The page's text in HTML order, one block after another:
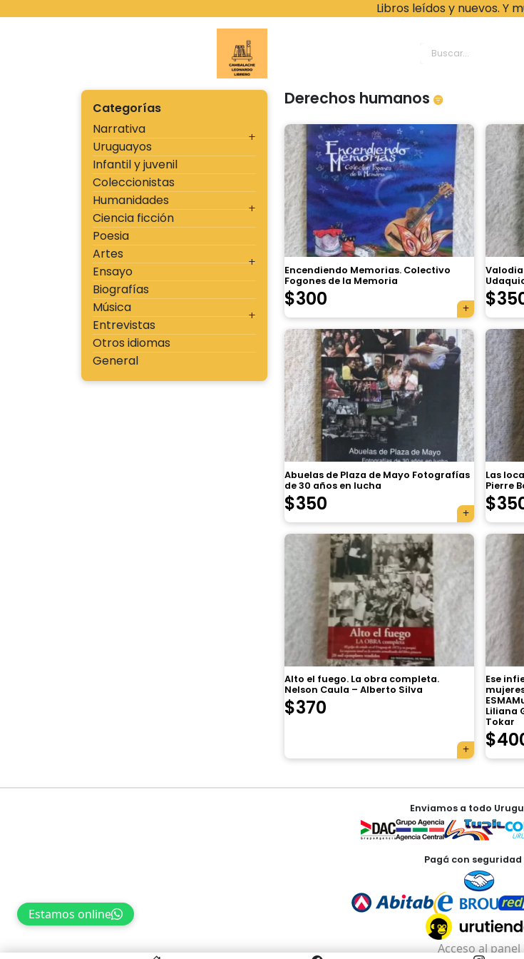
Libros leídos y nuevos. Y
Cambalache
Categorías
Narrativa
Uruguayos
Infantil y juvenil
Coleccionistas
Humanidades
Ciencia ficción
Poesia
Artes
Ensayo
Biografías
Música
Entrevistas
Otros idiomas
General
Derechos humanos
Encendiendo Memorias. Colectivo
Fogones de la Memoria
$300 $
Abuelas de Plaza de Mayo Fotografías
de 30 años en lucha
$350
Las
Pierre
$
Alto el fuego. La obra completa.
Nelson Caula – Alberto Silva
$370
Ese
Liliana
Tokar
$
Enviamos a todo
Pagá con seguridad
Estamos online
Acceso al panel